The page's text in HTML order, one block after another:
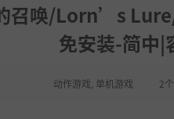
召唤/Lorn’s
免安装-简中|
动作游戏 单机游戏 2